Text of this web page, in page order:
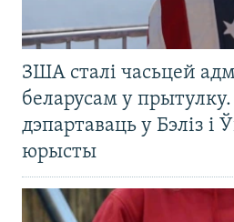
ЗША сталі часьцей
беларусам у
дэпартаваць у Бэліз і
юрысты